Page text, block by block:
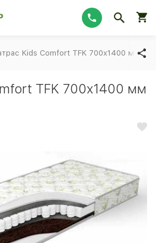
Kids Comfort TFK 700x1400 мм
TFK 700x1400 мм